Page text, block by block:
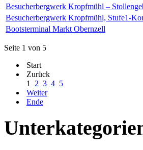
Besucherbergwerk Kropfmühl –
Besucherbergwerk Kropfmühl, Stufe1-
Bootsterminal Markt Obernzell
Seite 1 von 5
Start
Zurück
1
2 3 4 5
Weiter
Ende